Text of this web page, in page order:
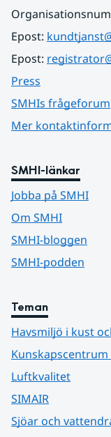
Epost:
Epost:
Press
SMHIs frågeforum
Mer
SMHI-länkar
Jobba på SMHI
Om SMHI
SMHI-bloggen
SMHI-podden
Teman
Havsmiljö i kust
Luftkvalitet
SIMAIR
Sjöar och